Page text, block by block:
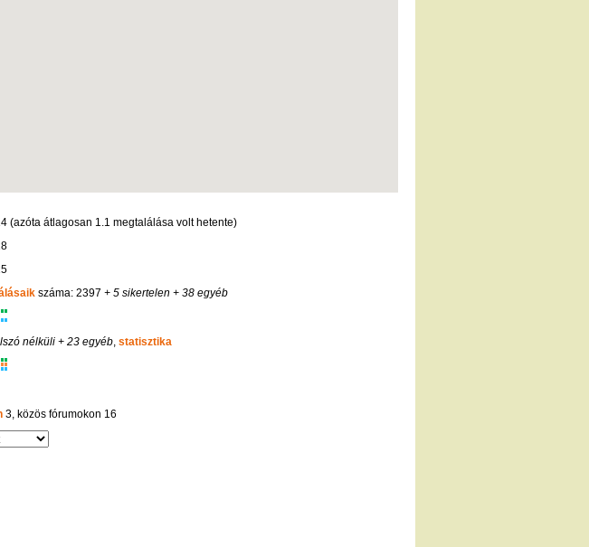
(azóta átlagosan 1.1 megtalálása volt hetente)
száma: 2397 + 5 sikertelen + 38 egyéb
nélküli+ 23 egyéb, statisztika
3, közös fórumokon 16